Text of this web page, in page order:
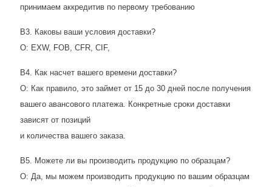
принимаем аккредитив по первому требованию
В3. Каковы ваши условия доставки?
О: EXW, FOB, CFR, CIF,
В4. Как насчет вашего времени доставки?
О: Как правило, это займет от 15 до 30 дней после получения
вашего авансового платежа. Конкретные сроки доставки
зависят от позиций
и количества вашего заказа.
В5. Можете ли вы производить продукцию по образцам?
О: Да, мы можем производить продукцию по вашим образцам